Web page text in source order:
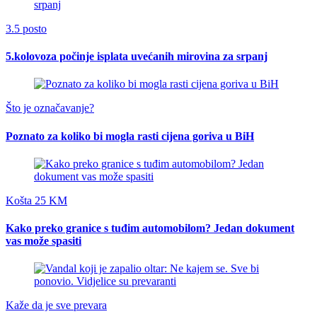
3.5 posto
5.kolovoza počinje isplata uvećanih mirovina za srpanj
Što je označavanje?
Poznato za koliko bi mogla rasti cijena goriva u BiH
Košta 25 KM
Kako preko granice s tuđim automobilom? Jedan dokument
vas može spasiti
Kaže da je sve prevara